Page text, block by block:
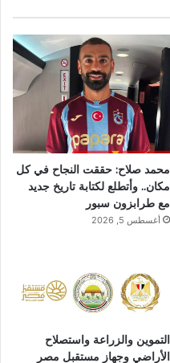
محمد صلاح: حققت النجاح في كل
مكان.. وأتطلع لكتابة تاريخ جديد
مع طرابزون سبور
أغسطس 5, 2026
التموين والزراعة واستصلاح
الأراضي وجهاز مستقبل مصر